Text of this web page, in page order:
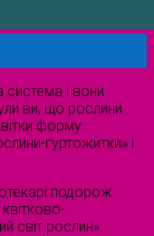
і вони
ви, що рослини
форму
гуртожитки» і
подорож
світ рослин».